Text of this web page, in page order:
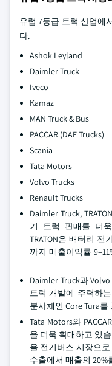
유럽 7등급 트럭 산업에
다.
Ashok Leyland
Daimler Truck
Iveco
Kamaz
MAN Truck & Bus
PACCAR (DAF Trucks)
Scania
Tata Motors
Volvo Trucks
Renault Trucks
Daimler Truck,
기 트럭 판매를 더
TRATON은 배터리 전
까지 매출이익률
Daimler Truck과
트럭 개발에 주력하
분사체인 Core Tura
Tata Motors와
을 더욱 확대하고 있
을 전기버스 시장으
수출에서 매출의